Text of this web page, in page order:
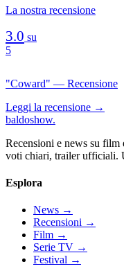
La nostra recensione
3.0 su
5
"Coward" — Recensione
Leggi la recensione →
baldoshow.
Recensioni e news su film
voti chiari, trailer ufficiali.
Esplora
News →
Recensioni →
Film →
Serie TV →
Festival →